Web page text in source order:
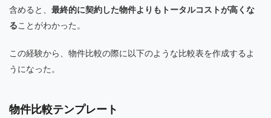
含めると、 最終的に契約した物件よりもトータルコストが高くな
ることがわかった。
この経験から、物件比較の際に以下のような比較表を作成するよ
うになった。
物件比較テンプレート